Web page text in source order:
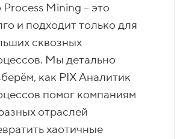
Process Mining – это
и подходит только для
сквозных
Мы детально
как PIX Аналитик
помог компаниям
отраслей
хаотичные